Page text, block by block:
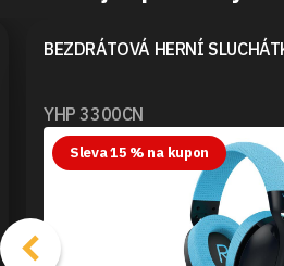
BEZDRÁTOVÁ HERNÍ
YHP 3300CN
Sleva 15 % na kupon